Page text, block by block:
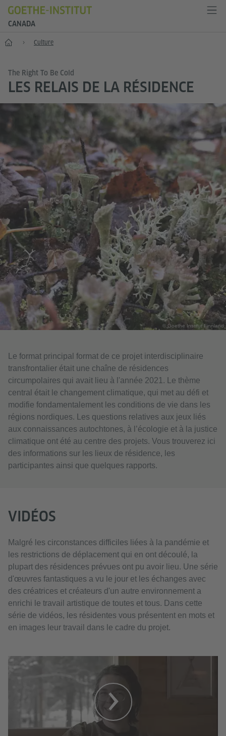
CANADA
Accueil Culture
The Right To Be Cold
LES RELAIS DE LA RÉSIDENCE
© Goethe Institut Finnland
Le format principal format de ce projet interdisciplinaire
transfrontalier était une chaîne de résidences
circumpolaires qui avait lieu à l'année 2021. Le thème
central était le changement climatique, qui met au défi et
modifie fondamentalement les conditions de vie dans les
régions nordiques. Les questions relatives aux jeux liés
aux connaissances autochtones, à l’écologie et à la justice
climatique ont été au centre des projets. Vous trouverez ici
des informations sur les lieux de résidence, les
participantes ainsi que quelques rapports.
VIDÉOS
Malgré les circonstances difficiles liées à la pandémie et
les restrictions de déplacement qui en ont découlé, la
plupart des résidences prévues ont pu avoir lieu. Une série
d'œuvres fantastiques a vu le jour et les échanges avec
des créatrices et créateurs d'un autre environnement a
enrichi le travail artistique de toutes et tous. Dans cette
série de vidéos, les résidentes vous présentent en mots et
en images leur travail dans le cadre du projet.